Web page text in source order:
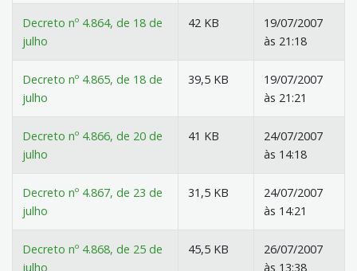
Decreto nº 4.864, de 18 de
julho
42 KB
19/07/2007
às 21:18
Decreto nº 4.865, de 18 de
julho
39,5 KB
19/07/2007
às 21:21
Decreto nº 4.866, de 20 de
julho
41 KB
24/07/2007
às 14:18
Decreto nº 4.867, de 23 de
julho
31,5 KB
24/07/2007
às 14:21
Decreto nº 4.868, de 25 de
julho
45,5 KB
26/07/2007
às 13:38